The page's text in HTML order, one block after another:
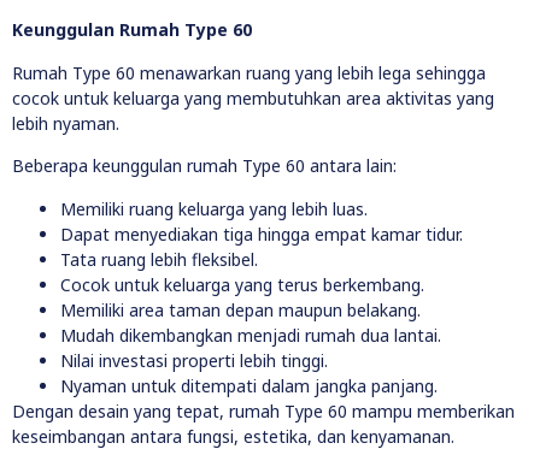
Keunggulan Rumah Type 60
Rumah Type 60 menawarkan ruang yang lebih lega sehingga
cocok untuk keluarga yang membutuhkan area aktivitas yang
lebih nyaman.
Beberapa keunggulan rumah Type 60 antara lain:
Memiliki ruang keluarga yang lebih luas.
Dapat menyediakan tiga hingga empat kamar tidur.
Tata ruang lebih fleksibel.
Cocok untuk keluarga yang terus berkembang.
Memiliki area taman depan maupun belakang.
Mudah dikembangkan menjadi rumah dua lantai.
Nilai investasi properti lebih tinggi.
Nyaman untuk ditempati dalam jangka panjang.
Dengan desain yang tepat, rumah Type 60 mampu memberikan
keseimbangan antara fungsi, estetika, dan kenyamanan.